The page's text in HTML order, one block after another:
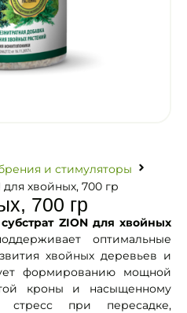
и стимуляторы
для хвойных, 700 гр
700 гр
ZION для хвойных
оптимальные
хвойных деревьев и
формированию мощной
кроны и насыщенному
при пересадке,